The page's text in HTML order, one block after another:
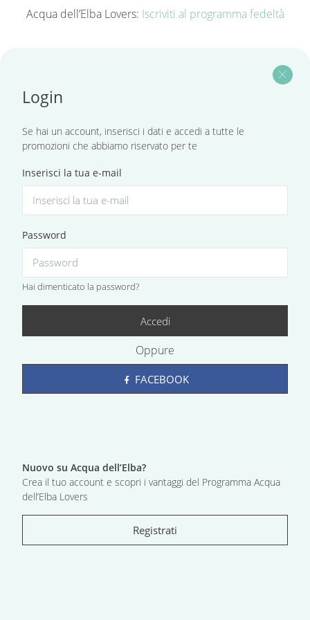
Acqua dell’Elba Lovers: Iscriviti al programma fedeltà
close
Login
Se hai un account, inserisci i dati e accedi a tutte le
promozioni che abbiamo riservato per te
Inserisci la tua e-mail
Password
Hai dimenticato la password?
Accedi
Oppure
FACEBOOK
Nuovo su Acqua dell’Elba?
Crea il tuo account e scopri i vantaggi del Programma Acqua
dell’Elba Lovers
Registrati